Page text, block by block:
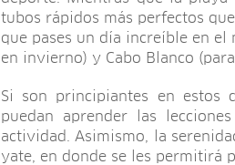
tubos rápidos más perfectos
que pases un día increíble en el
en invierno) y Cabo Blanco
Si son principiantes en estos
puedan aprender las
actividad. Asimismo, la
yate, en donde se les permitirá